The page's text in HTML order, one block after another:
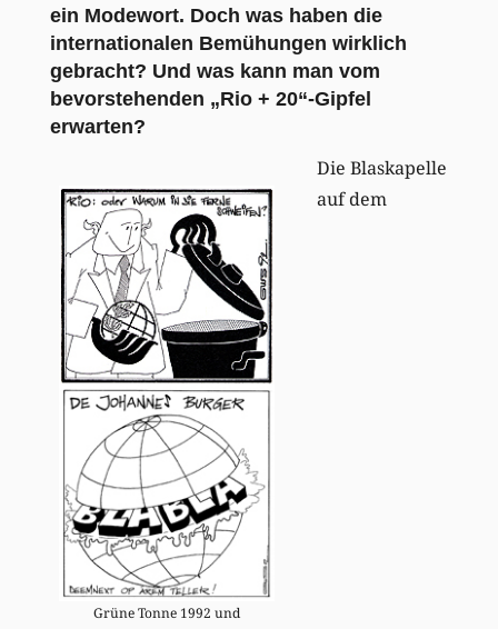
ein Modewort. Doch was haben die
internationalen Bemühungen wirklich
gebracht? Und was kann man vom
bevorstehenden „Rio + 20“-Gipfel
erwarten?
Grüne Tonne 1992 und
Die Blaskapelle
auf dem